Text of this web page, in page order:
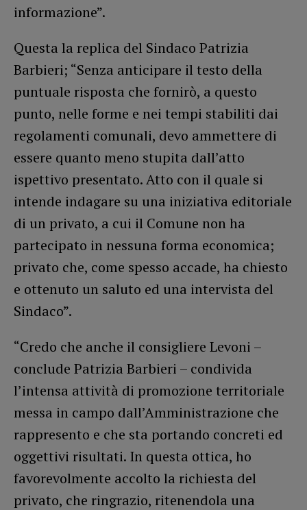
informazione”.
Questa la replica del Sindaco Patrizia
Barbieri; “Senza anticipare il testo della
puntuale risposta che fornirò, a questo
punto, nelle forme e nei tempi stabiliti dai
regolamenti comunali, devo ammettere di
essere quanto meno stupita dall’atto
ispettivo presentato. Atto con il quale si
intende indagare su una iniziativa editoriale
di un privato, a cui il Comune non ha
partecipato in nessuna forma economica;
privato che, come spesso accade, ha chiesto
e ottenuto un saluto ed una intervista del
Sindaco”.
“Credo che anche il consigliere Levoni –
conclude Patrizia Barbieri – condivida
l’intensa attività di promozione territoriale
messa in campo dall’Amministrazione che
rappresento e che sta portando concreti ed
oggettivi risultati. In questa ottica, ho
favorevolmente accolto la richiesta del
privato, che ringrazio, ritenendola una